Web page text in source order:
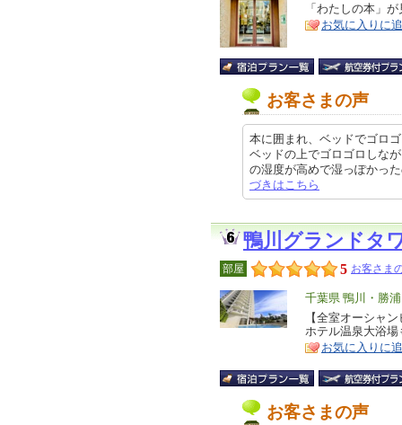
リ
ア
特
徴
「わたしの本」
お気に入りに
お客さまの声
本に囲まれ、ベッドでゴロ
ベッドの上でゴロゴロしな
の湿度が高めで湿っぽかっ
づきはこちら
鴨川グランドタ
部屋 5 お客さま
エ
リ
ア
千葉県 鴨川・勝
特
徴
【全室オーシャ
ホテル温泉大浴
お気に入りに
お客さまの声